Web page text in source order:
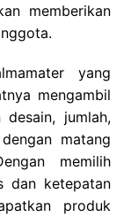
memberikan
yang
mengambil
desain, jumlah,
matang
memilih
dan ketepatan
produk